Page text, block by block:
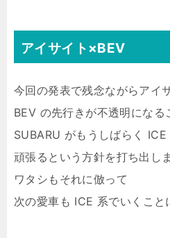
アイサイト×BEV
今回の発表で残念ながらアイ
BEV の先行きが不透明になる
SUBARU がもうしばらく ICE
頑張るという方針を打ち出し
ワタシもそれに倣って
次の愛車も ICE 系でいくこと